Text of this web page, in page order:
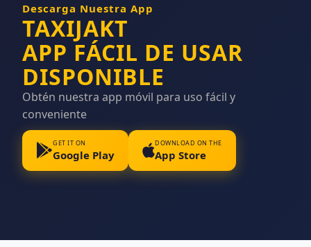
Descarga Nuestra App
TAXIJAKT
APP FÁCIL DE USAR
DISPONIBLE
Obtén nuestra app móvil para uso fácil y
conveniente
GET IT ON
Google Play
DOWNLOAD ON THE
App Store